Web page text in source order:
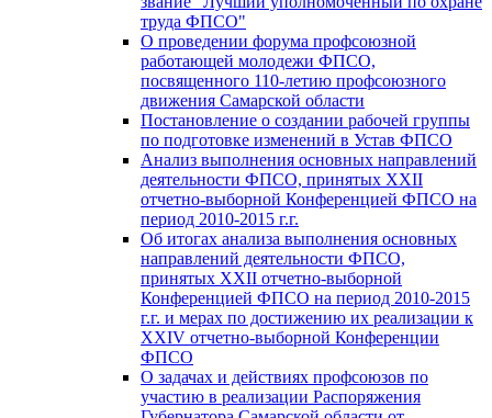
труда ФПСО"
О проведении форума профсоюзной
работающей молодежи ФПСО,
посвященного 110-летию профсоюзного
движения Самарской области
Постановление о создании рабочей группы
по подготовке изменений в Устав ФПСО
Анализ выполнения основных направлений
деятельности ФПСО, принятых XXII
отчетно-выборной Конференцией ФПСО на
период 2010-2015 г.г.
Об итогах анализа выполнения основных
направлений деятельности ФПСО,
принятых XXII отчетно-выборной
Конференцией ФПСО на период 2010-2015
г.г. и мерах по достижению их реализации к
XXIV отчетно-выборной Конференции
ФПСО
О задачах и действиях профсоюзов по
участию в реализации Распоряжения